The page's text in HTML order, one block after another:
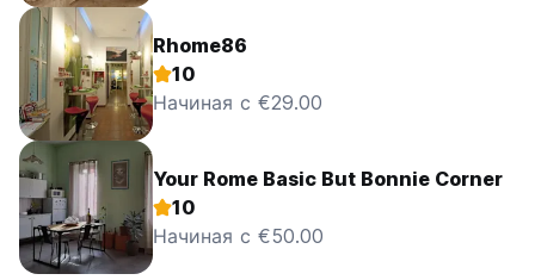
Rhome86
10
Начиная с €29.00
Your Rome Basic But Bonnie Corner
10
Начиная с €50.00